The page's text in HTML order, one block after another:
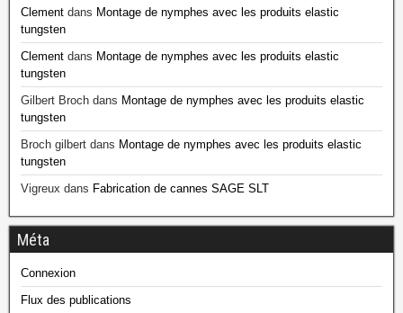
Clement dans Montage de nymphes avec les produits elastic
tungsten
Clement dans Montage de nymphes avec les produits elastic
tungsten
Gilbert Broch dans Montage de nymphes avec les produits elastic
tungsten
Broch gilbert dans Montage de nymphes avec les produits elastic
tungsten
Vigreux dans Fabrication de cannes SAGE SLT
Méta
Connexion
Flux des publications